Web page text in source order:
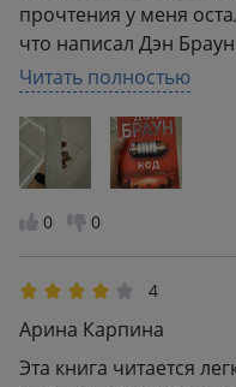
прочтения у меня
что написал Дэн
смотреть на
заснуть не получится,
Хороший формат,
удобно, не смотря на
Читать полностью
0 0
4
Арина Карпина
Эта книга читается